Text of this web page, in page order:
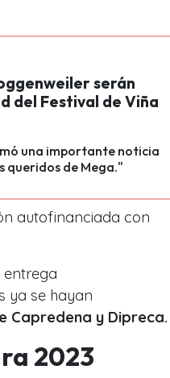
serán
del Festival de Viña
una importante noticia
queridos de Mega."
autofinanciada con
ya se hayan
Capredena y Dipreca.
2023